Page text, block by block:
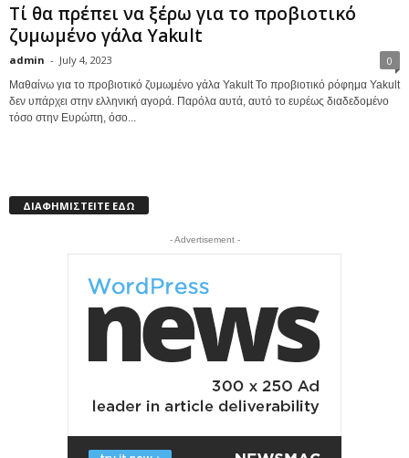
Τί θα πρέπει να ξέρω για το προβιοτικό
ζυμωμένο γάλα Yakult
admin - July 4, 2023 0
Μαθαίνω για το προβιοτικό ζυμωμένο γάλα Yakult Το προβιοτικό ρόφημα Yakult
δεν υπάρχει στην ελληνική αγορά. Παρόλα αυτά, αυτό το ευρέως διαδεδομένο
τόσο στην Ευρώπη, όσο...
ΔΙΑΦΗΜΙΣΤΕΙΤΕ ΕΔΩ
- Advertisement -